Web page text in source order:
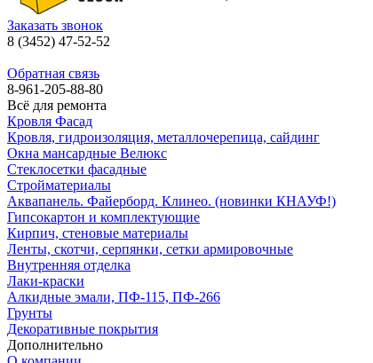
Заказать звонок
8 (3452) 47-52-52
Обратная связь
8-961-205-88-80
Всё для ремонта
Кровля Фасад
Кровля, гидроизоляция, металлочерепица, сайдинг
Окна мансардные Велюкс
Стеклосетки фасадные
Стройматериалы
Аквапанель. Файерборд. Клинео. (новинки КНАУФ!)
Гипсокартон и комплектующие
Кирпич, стеновые материалы
Ленты, скотчи, серпянки, сетки армировочные
Внутренняя отделка
Лаки-краски
Алкидные эмали, ПФ-115, ПФ-266
Грунты
Декоративные покрытия
Дополнительно